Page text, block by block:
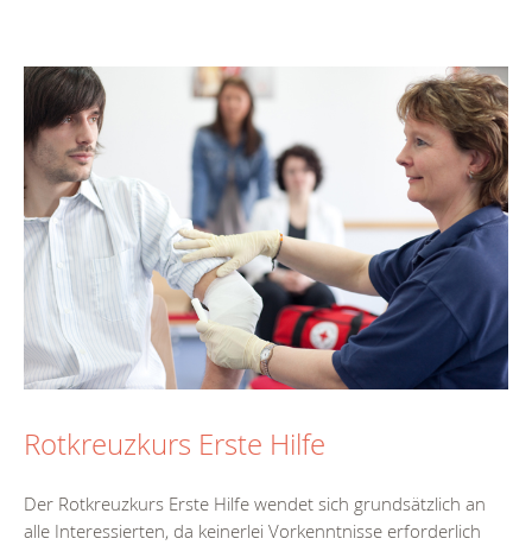
Rotkreuzkurs Erste Hilfe
Der Rotkreuzkurs Erste Hilfe wendet sich grundsätzlich an
alle Interessierten, da keinerlei Vorkenntnisse erforderlich